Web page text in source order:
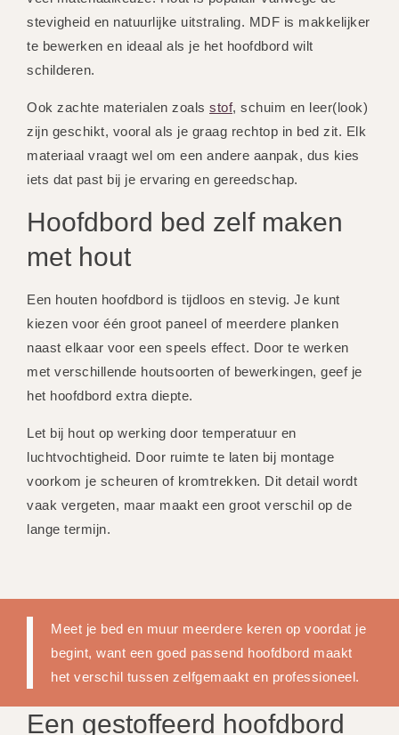
stevigheid en natuurlijke uitstraling. MDF is makkelijker
te bewerken en ideaal als je het hoofdbord wilt
schilderen.
Ook zachte materialen zoals stof, schuim en leer(look)
zijn geschikt, vooral als je graag rechtop in bed zit. Elk
materiaal vraagt wel om een andere aanpak, dus kies
iets dat past bij je ervaring en gereedschap.
Hoofdbord bed zelf maken
met hout
Een houten hoofdbord is tijdloos en stevig. Je kunt
kiezen voor één groot paneel of meerdere planken
naast elkaar voor een speels effect. Door te werken
met verschillende houtsoorten of bewerkingen, geef je
het hoofdbord extra diepte.
Let bij hout op werking door temperatuur en
luchtvochtigheid. Door ruimte te laten bij montage
voorkom je scheuren of kromtrekken. Dit detail wordt
vaak vergeten, maar maakt een groot verschil op de
lange termijn.
Meet je bed en muur meerdere keren op voordat je
begint, want een goed passend hoofdbord maakt
het verschil tussen zelfgemaakt en professioneel.
Een gestoffeerd hoofdbord